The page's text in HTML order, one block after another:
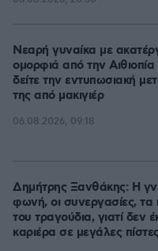
Νεαρή γυναίκα με
ομορφιά από την Αιθιοπία
δείτε την εντυπωσιακή
της από μακιγιέρ
06.08.2026, 09:18
Δημήτρης Ξανθάκης: Η
φωνή, οι συνεργασίες, τα
του τραγούδια, γιατί δεν
καριέρα σε μεγάλες